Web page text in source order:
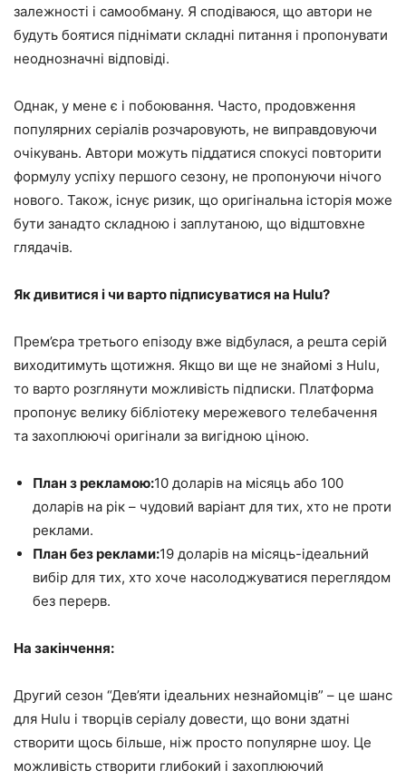
залежності і самообману. Я сподіваюся, що автори не
будуть боятися піднімати складні питання і пропонувати
неоднозначні відповіді.
Однак, у мене є і побоювання. Часто, продовження
популярних серіалів розчаровують, не виправдовуючи
очікувань. Автори можуть піддатися спокусі повторити
формулу успіху першого сезону, не пропонуючи нічого
нового. Також, існує ризик, що оригінальна історія може
бути занадто складною і заплутаною, що відштовхне
глядачів.
Як дивитися і чи варто підписуватися на Hulu?
Прем’єра третього епізоду вже відбулася, а решта серій
виходитимуть щотижня. Якщо ви ще не знайомі з Hulu,
то варто розглянути можливість підписки. Платформа
пропонує велику бібліотеку мережевого телебачення
та захоплюючі оригінали за вигідною ціною.
План з рекламою:10 доларів на місяць або 100
доларів на рік – чудовий варіант для тих, хто не проти
реклами.
План без реклами:19 доларів на місяць-ідеальний
вибір для тих, хто хоче насолоджуватися переглядом
без перерв.
На закінчення:
Другий сезон “Дев’яти ідеальних незнайомців” – це шанс
для Hulu і творців серіалу довести, що вони здатні
створити щось більше, ніж просто популярне шоу. Це
можливість створити глибокий і захоплюючий